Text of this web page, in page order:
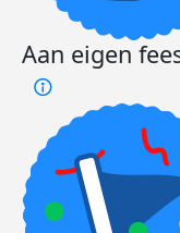
Aan eigen